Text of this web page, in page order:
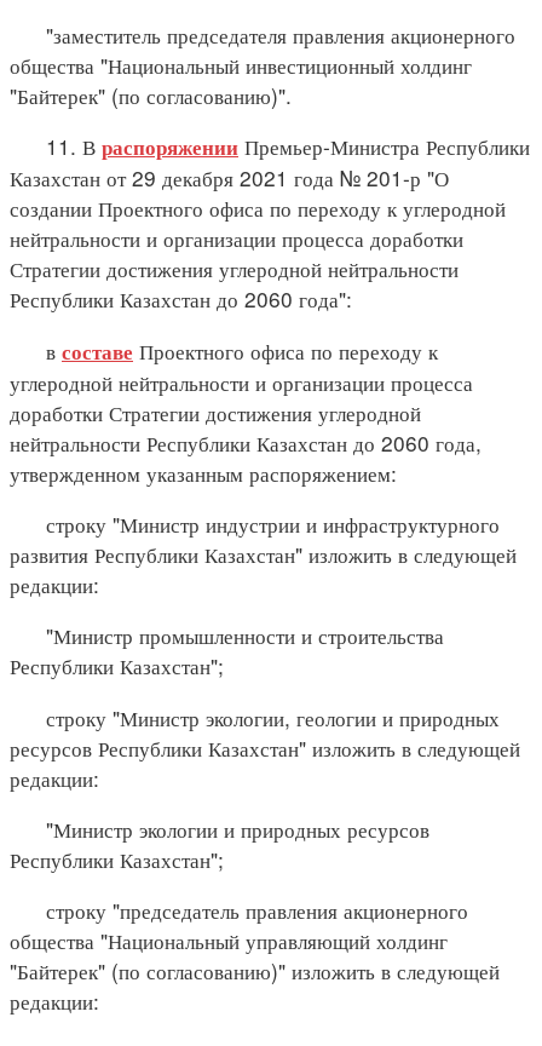
"заместитель председателя правления акционерного
общества "Национальный инвестиционный холдинг
"Байтерек" (по согласованию)".
11. В распоряжении Премьер-Министра Республики
Казахстан от 29 декабря 2021 года № 201-р "О
создании Проектного офиса по переходу к углеродной
нейтральности и организации процесса доработки
Стратегии достижения углеродной нейтральности
Республики Казахстан до 2060 года":
в составе Проектного офиса по переходу к
углеродной нейтральности и организации процесса
доработки Стратегии достижения углеродной
нейтральности Республики Казахстан до 2060 года,
утвержденном указанным распоряжением:
строку "Министр индустрии и инфраструктурного
развития Республики Казахстан" изложить в следующей
редакции:
"Министр промышленности и строительства
Республики Казахстан";
строку "Министр экологии, геологии и природных
ресурсов Республики Казахстан" изложить в следующей
редакции:
"Министр экологии и природных ресурсов
Республики Казахстан";
строку "председатель правления акционерного
общества "Национальный управляющий холдинг
"Байтерек" (по согласованию)" изложить в следующей
редакции: